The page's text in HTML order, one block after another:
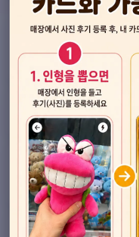
뽑스 천안 불당점
★★★★☆ 4.2 후기 33
게임플렉스 불당동점
★★★☆☆ 2.5 후기 4
뽑기랜드
★★★★★ 4.7후기 47
픽스팟 불당점